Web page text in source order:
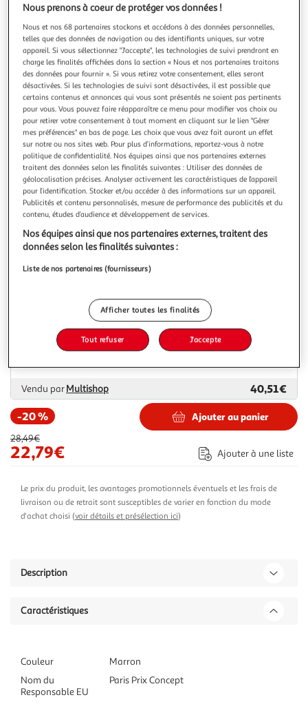
précédente
suivante
ATMOSPHERA
Miroir mural rotin scandi universalis - diam. 58 cm
Elément décoratif indispensable, ce miroir rond en rotin
apportera de la gaieté dans votre pièce à vie.FICHE
TECHNIQUE- Miroir mural en bois de
saule.CARACTERISTIQUES TECHNIQUES- Dimensions :
Diam. 58 x E. 2 cm.- Poids : 0,75 kg.
En savoir +
Vendu parToilinux
Livr. ou retrait dès 5/6 jours
A partir de 5,79€
Plus d'options
Vendu parToilinux 22,79€
Livr. ou retrait dès 3/4 jours
A partir de 7,99€
Plus d'options
Paris Prix 23,99€
Livraison dès 5/6 jours
4,99€
Vendu parMultishop
40,51€
-20 %
28,49€
22,79€
Ajouter au panier
Ajouter à une liste
Le prix du produit, les avantages promotionnels éventuels et les frais de
livraison ou de retrait sont susceptibles de varier en fonction du mode
d'achat choisi (voir détails et présélection ici)
Description
Caractéristiques
Couleur
Marron
Nom du
Responsable EU
Paris Prix Concept
Nous prenons à coeur de protéger vos données !
Nous et nos 68 partenaires stockons et accédons à des données personnelles,
telles que des données de navigation ou des identifiants uniques, sur votre
appareil. Si vous sélectionnez "J'accepte", les technologies de suivi prendront en
charge les finalités affichées dans la section « Nous et nos partenaires traitons
des données pour fournir ». Si vous retirez votre consentement, elles seront
désactivées. Si les technologies de suivi sont désactivées, il est possible que
certains contenus et annonces qui vous sont présentés ne soient pas pertinents
pour vous. Vous pouvez faire réapparaître ce menu pour modifier vos choix ou
pour retirer votre consentement à tout moment en cliquant sur le lien "Gérer
mes préférences" en bas de page. Les choix que vous avez fait auront un effet
sur notre ou nos sites web. Pour plus d’informations, reportez-vous à notre
politique de confidentialité. Nos équipes ainsi que nos partenaires externes
traitent des données selon les finalités suivantes : Utiliser des données de
géolocalisation précises. Analyser activement les caractéristiques de l’appareil
pour l’identification. Stocker et/ou accéder à des informations sur un appareil.
Publicités et contenu personnalisés, mesure de performance des publicités et du
contenu, études d’audience et développement de services.
Nos équipes ainsi que nos partenaires externes, traitent des
données selon les finalités suivantes :
Liste de nos partenaires (fournisseurs)
Afficher toutes les finalités
Tout refuser J'accepte